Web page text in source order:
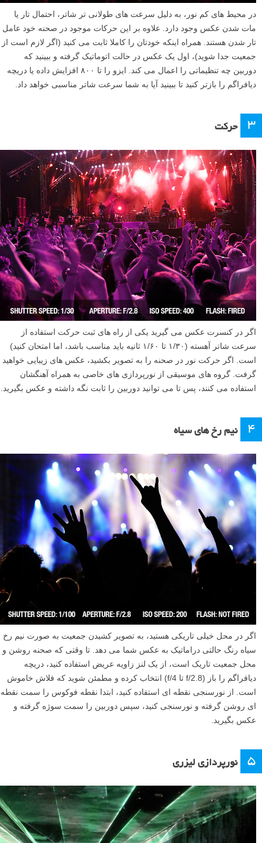
در محیط های کم نور، به دلیل سرعت های طولانی تر شاتر، احتمال تار یا
مات شدن عکس وجود دارد. علاوه بر این حرکات موجود در صحنه خود عامل
تار شدن هستند. همراه اینکه خودتان را کاملا ثابت می کنید (اگر لازم است از
جمعیت جدا شوید)، اول یک عکس در حالت اتوماتیک گرفته و ببینید که
دوربین چه تنظیماتی را اعمال می کند. ایزو را تا ۸۰۰ افزایش داده یا دریچه
دیافراگم را بازتر کنید تا ببینید آیا به شما سرعت شاتر مناسبی خواهد داد.
۳ حرکت
اگر در کنسرت عکس می گیرید یکی از راه های ثبت حرکت استفاده از
سرعت شاتر آهسته (۱/۳۰ تا ۱/۶۰ ثانیه باید مناسب باشد، اما امتحان کنید)
است. اگر حرکت نور در صحنه را به تصویر بکشید، عکس های زیبایی خواهید
گرفت. گروه های موسیقی از نورپردازی های خاصی به همراه آهنگشان
استفاده می کنند، پس تا می توانید دوربین را ثابت نگه داشته و عکس بگیرید.
۴ نیم رخ های سیاه
اگر در محل خیلی تاریکی هستید، به تصویر کشیدن جمعیت به صورت نیم رخ
سیاه رنگ حالتی دراماتیک به عکس شما می دهد. تا وقتی که صحنه روشن و
محل جمعیت تاریک است، از یک لنز زاویه عریض استفاده کنید، دریچه
دیافراگم را باز (f/2.8 تا f/4) انتخاب کرده و مطمئن شوید که فلاش خاموش
است. از نورسنجی نقطه ای استفاده کنید، ابتدا نقطه فوکوس را سمت نقطه
ای روشن گرفته و نورسنجی کنید، سپس دوربین را سمت سوژه گرفته و
عکس بگیرید.
۵ نورپردازی لیزری